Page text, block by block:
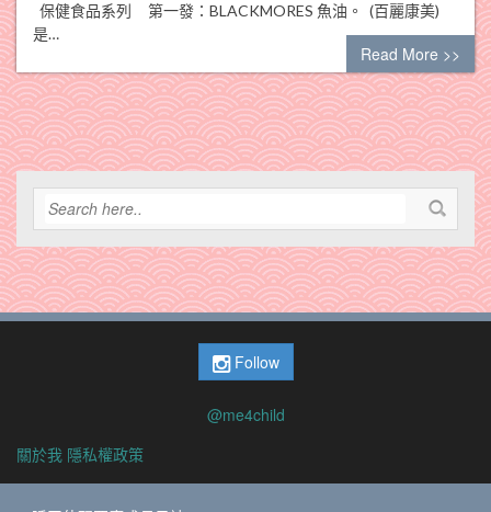
保健食品系列 第一發：BLACKMORES 魚油。 (百麗康美)
是…
Read More >>
Follow
@me4child
關於我 隱私權政策